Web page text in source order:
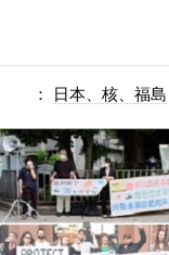
： 日本、核、福島